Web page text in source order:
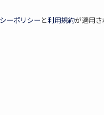
ーポリシーと利用規約が適用さ